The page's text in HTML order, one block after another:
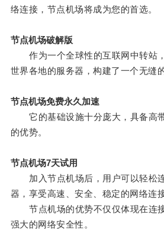
络连接，节点机场将成为您的首选。
节点机场破解版
作为一个全球性的互联网中转站
世界各地的服务器，构建了一个无缝
节点机场免费永久加速
它的基础设施十分庞大，具备高
的优势。
节点机场7天试用
加入节点机场后，用户可以轻松
器，享受高速、安全、稳定的网络连接
节点机场的优势不仅仅体现在连
强大的网络安全性。